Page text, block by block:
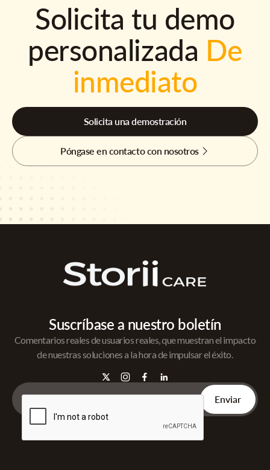
Solicita tu demo
personalizada De
inmediato
Solicita una demostración
Póngase en contacto con nosotros
Suscríbase a nuestro boletín
Comentarios reales de usuarios reales, que muestran el impacto
de nuestras soluciones a la hora de impulsar el éxito.